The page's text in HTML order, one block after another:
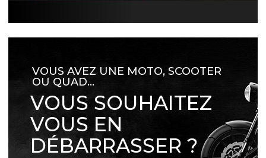
VOUS AVEZ UNE MOTO, SCOOTER
OU QUAD…
VOUS SOUHAITEZ
VOUS EN
DÉBARRASSER ?